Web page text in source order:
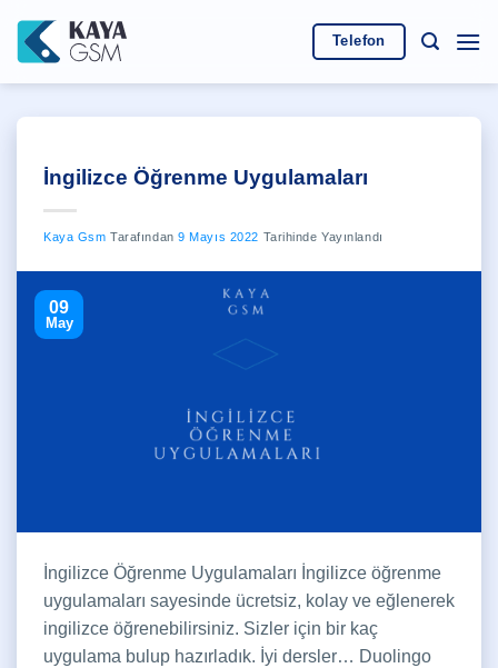
atla
Telefon
İngilizce Öğrenme Uygulamaları
Kaya Gsm Tarafından 9 Mayıs 2022 Tarihinde Yayınlandı
09
May
İngilizce Öğrenme Uygulamaları İngilizce öğrenme
uygulamaları sayesinde ücretsiz, kolay ve eğlenerek
ingilizce öğrenebilirsiniz. Sizler için bir kaç
uygulama bulup hazırladık. İyi dersler… Duolingo